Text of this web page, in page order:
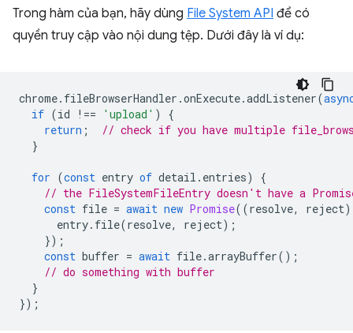
Trong hàm của bạn, hãy dùng File System API để có
quyền truy cập vào nội dung tệp. Dưới đây là ví dụ:
chrome. fileBrowserHandler .onExecute.addListener(
if (id !== 'upload' )
{
return ;
// check if you have multiple
}
for (const entry of detail . entries)
{
// the FileSystemFileEntry doesn't have a
const file = await new Promise((resolve, reject)
entry. file(resolve, reject);
});
const buffer = await file.arrayBuffer();
// do something with buffer
}
});